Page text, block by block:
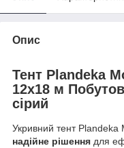
Опис
Тент Plandeka
12х18 м
сірий
Укривний тент
надійне рішення для